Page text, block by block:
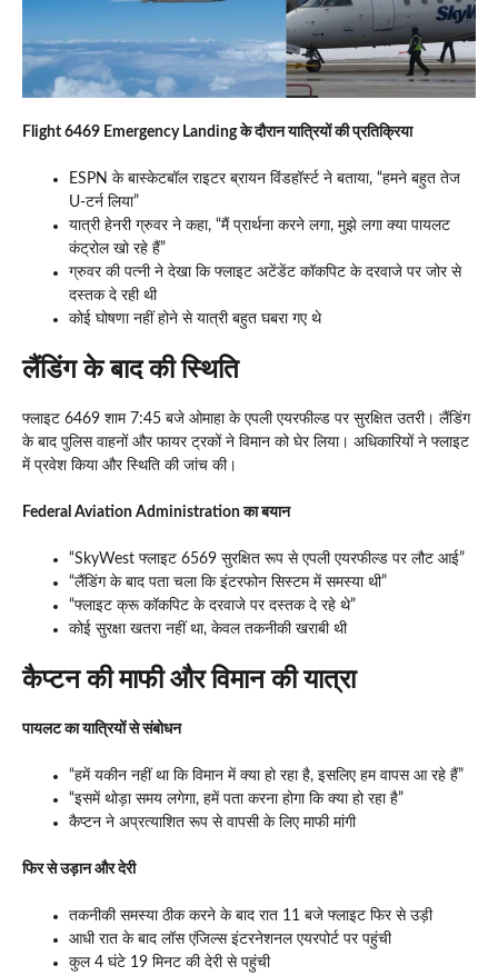
Flight 6469 Emergency Landing के दौरान यात्रियों की प्रतिक्रिया
ESPN के बास्केटबॉल राइटर ब्रायन विंडहॉर्स्ट ने बताया, “हमने बहुत तेज
U-टर्न लिया”
यात्री हेनरी ग्रुवर ने कहा, “मैं प्रार्थना करने लगा, मुझे लगा क्या पायलट
कंट्रोल खो रहे हैं”
ग्रुवर की पत्नी ने देखा कि फ्लाइट अटेंडेंट कॉकपिट के दरवाजे पर जोर से
दस्तक दे रही थी
कोई घोषणा नहीं होने से यात्री बहुत घबरा गए थे
लैंडिंग के बाद की स्थिति
फ्लाइट 6469 शाम 7:45 बजे ओमाहा के एपली एयरफील्ड पर सुरक्षित उतरी । लैंडिंग
के बाद पुलिस वाहनों और फायर ट्रकों ने विमान को घेर लिया । अधिकारियों ने फ्लाइट
में प्रवेश किया और स्थिति की जांच की ।
Federal Aviation Administration का बयान
“SkyWest फ्लाइट 6569 सुरक्षित रूप से एपली एयरफील्ड पर लौट आई”
“लैंडिंग के बाद पता चला कि इंटरफोन सिस्टम में समस्या थी”
“फ्लाइट क्रू कॉकपिट के दरवाजे पर दस्तक दे रहे थे”
कोई सुरक्षा खतरा नहीं था, केवल तकनीकी खराबी थी
कैप्टन की माफी और विमान की यात्रा
पायलट का यात्रियों से संबोधन
“हमें यकीन नहीं था कि विमान में क्या हो रहा है, इसलिए हम वापस आ रहे हैं”
“इसमें थोड़ा समय लगेगा, हमें पता करना होगा कि क्या हो रहा है”
कैप्टन ने अप्रत्याशित रूप से वापसी के लिए माफी मांगी
फिर से उड़ान और देरी
तकनीकी समस्या ठीक करने के बाद रात 11 बजे फ्लाइट फिर से उड़ी
आधी रात के बाद लॉस एंजिल्स इंटरनेशनल एयरपोर्ट पर पहुंची
कुल 4 घंटे 19 मिनट की देरी से पहुंची